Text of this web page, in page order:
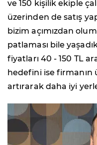
ve 150 kişilik ekiple
üzerinden de satış
bizim açımızdan
patlaması bile
fiyatları 40 - 150 TL
hedefini ise firmanın
artırarak daha iyi